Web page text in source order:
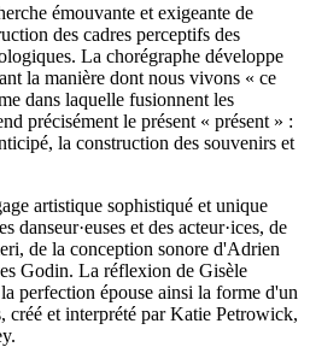
émouvante et exigeante de
des cadres perceptifs des
La chorégraphe développe
la manière dont nous vivons « ce
dans laquelle fusionnent les
précisément le présent « présent » :
la construction des souvenirs et
artistique sophistiqué et unique
danseur·euses et des acteur·ices, de
de la conception sonore d'Adrien
Godin. La réflexion de Gisèle
perfection épouse ainsi la forme d'un
créé et interprété par Katie Petrowick,